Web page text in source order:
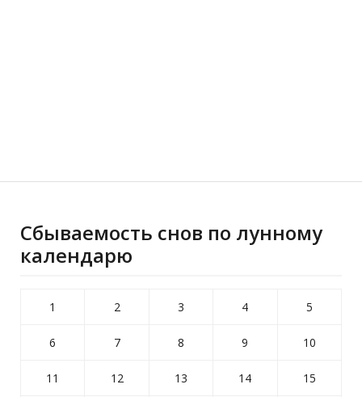
Сбываемость снов по лунному
календарю
1 2 3 4 5
6 7 8 9 10
11 12 13 14 15